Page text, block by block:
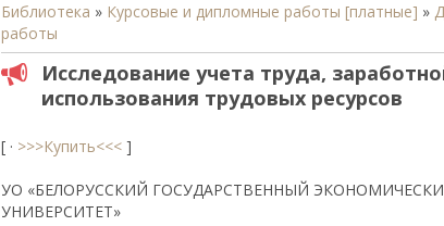
Библиотека » Курсовые и дипломные работы [платные] »
работы
Исследование учета труда,
использования трудовых ресурсов
[ · >>>Купить<<<]
УО «БЕЛОРУССКИЙ ГОСУДАРСТВЕННЫЙ
УНИВЕРСИТЕТ»